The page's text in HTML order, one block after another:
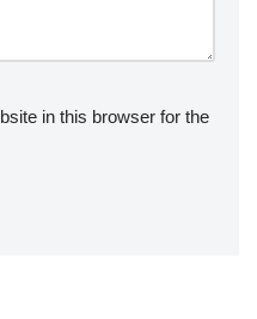
in this browser for the